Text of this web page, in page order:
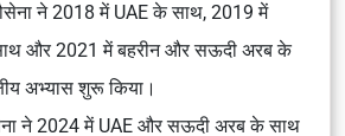
ने 2018 में UAE के साथ, 2019 में
और 2021 में बहरीन और सऊदी अरब के
अभ्यास शुरू किया।
ने 2024 में UAE और सऊदी अरब के साथ